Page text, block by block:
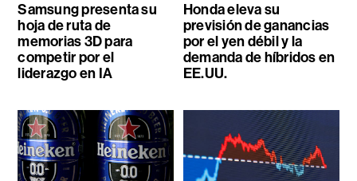
Samsung presenta su
hoja de ruta de
memorias 3D para
competir por el
liderazgo en IA
Honda eleva su
previsión de ganancias
por el yen débil y la
demanda de híbridos en
EE.UU.